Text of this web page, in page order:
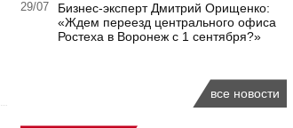
29/07
Бизнес-эксперт Дмитрий Орищенко:
«Ждем переезд центрального офиса
Ростеха в Воронеж с 1 сентября?»
все новости